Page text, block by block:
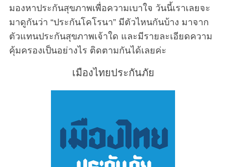
มองหาประกันสุขภาพเพื่อความเบาใจ วันนี้เราเลยจะ
มาดูกันว่า “ประกันโคโรนา” มีตัวไหนกันบ้าง มาจาก
ตัวแทนประกันสุขภาพเจ้าใด และมีรายละเอียดความ
คุ้มครองเป็นอย่างไร ติดตามกันได้เลยค่ะ
เมืองไทยประกันภัย